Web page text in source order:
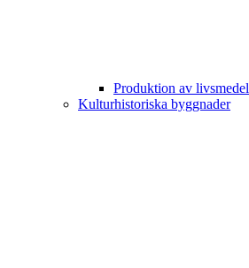
Produktion av livsmedel
Kulturhistoriska byggnader